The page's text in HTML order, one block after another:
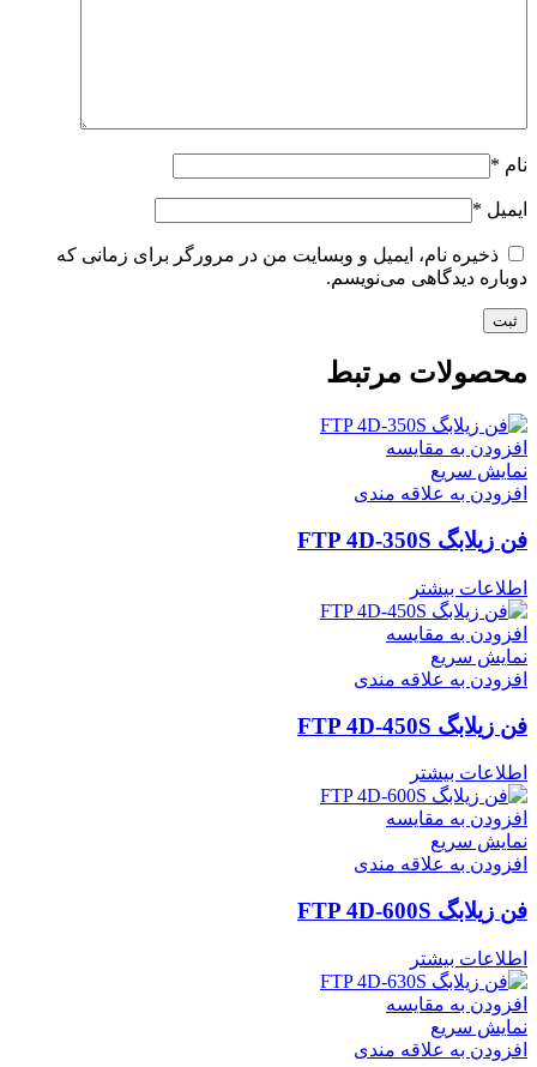
نام *
ایمیل *
ذخیره نام، ایمیل و وبسایت من در مرورگر برای زمانی که
دوباره دیدگاهی می‌نویسم.
محصولات مرتبط
افزودن به مقایسه
نمایش سریع
افزودن به علاقه مندی
فن زیلابگ FTP 4D-350S
اطلاعات بیشتر
افزودن به مقایسه
نمایش سریع
افزودن به علاقه مندی
فن زیلابگ FTP 4D-450S
اطلاعات بیشتر
افزودن به مقایسه
نمایش سریع
افزودن به علاقه مندی
فن زیلابگ FTP 4D-600S
اطلاعات بیشتر
افزودن به مقایسه
نمایش سریع
افزودن به علاقه مندی